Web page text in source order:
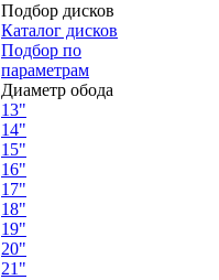
Подбор дисков
Каталог дисков
Подбор по
параметрам
Диаметр обода
13"
14"
15"
16"
17"
18"
19"
20"
21"